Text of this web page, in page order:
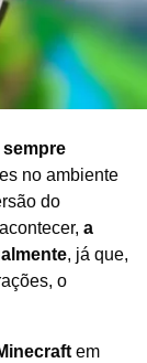
2
6
sempre
no ambiente
do
a
, já que,
o
em